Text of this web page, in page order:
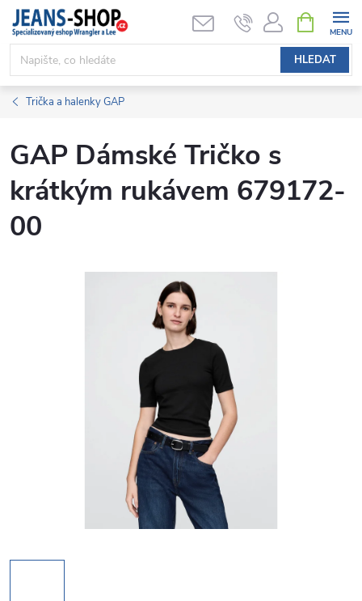
Přejít
obsah
HLEDAT
NÁKUPNÍ
KOŠÍK
Trička a halenky GAP
GAP Dámské Tričko s
krátkým rukávem 679172-
00